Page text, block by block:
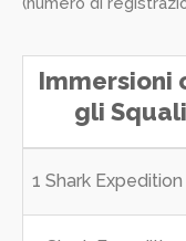
Immersioni
gli Squali
1 Shark Expedition